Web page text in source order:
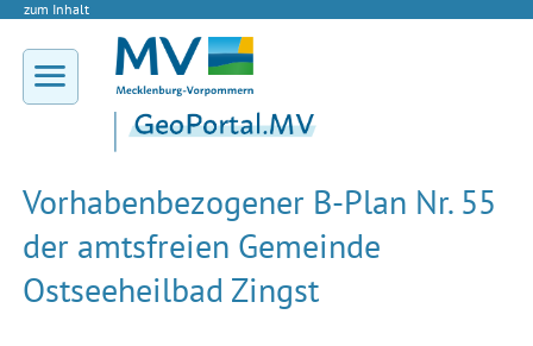
zum Inhalt
Vorhabenbezogener B-Plan Nr. 55
der amtsfreien Gemeinde
Ostseeheilbad Zingst